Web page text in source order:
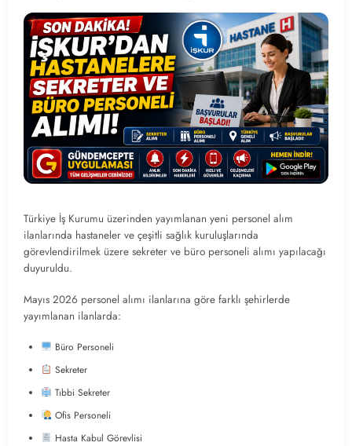
Türkiye İş Kurumu üzerinden yayımlanan yeni personel alım
ilanlarında hastaneler ve çeşitli sağlık kuruluşlarında
görevlendirilmek üzere sekreter ve büro personeli alımı yapılacağı
duyuruldu.
Mayıs 2026 personel alımı ilanlarına göre farklı şehirlerde
yayımlanan ilanlarda:
Büro Personeli
Sekreter
Tıbbi Sekreter
Ofis Personeli
Hasta Kabul Görevlisi